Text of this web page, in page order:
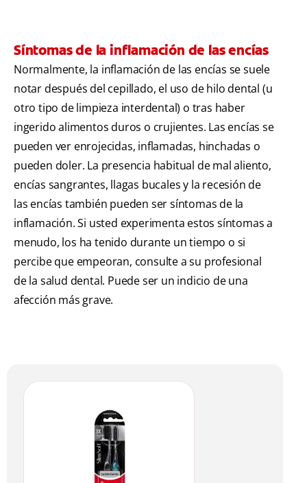
Síntomas de la inflamación de las encías
Normalmente, la inflamación de las encías se suele
notar después del cepillado, el uso de hilo dental (u
otro tipo de limpieza interdental) o tras haber
ingerido alimentos duros o crujientes. Las encías se
pueden ver enrojecidas, inflamadas, hinchadas o
pueden doler. La presencia habitual de mal aliento,
encías sangrantes, llagas bucales y la recesión de
las encías también pueden ser síntomas de la
inflamación. Si usted experimenta estos síntomas a
menudo, los ha tenido durante un tiempo o si
percibe que empeoran, consulte a su profesional
de la salud dental. Puede ser un indicio de una
afección más grave.